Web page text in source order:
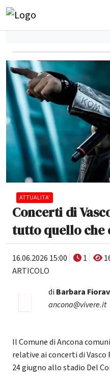
ATTUALITA'
Concerti di
tutto quello che
16.06.2026 15:00 1
ARTICOLO
di Barbara
ancona@vivere.it
Il Comune di Ancona
relative ai concerti di
24 giugno allo stadio Del